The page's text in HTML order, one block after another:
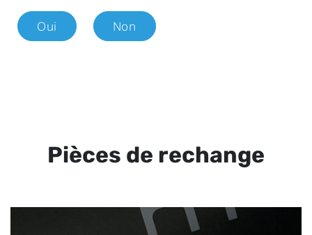
Oui Non
Pièces de rechange